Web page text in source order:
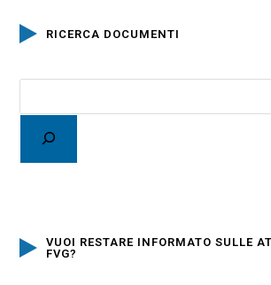
RICERCA DOCUMENTI
VUOI RESTARE INFORMATO SULLE
FVG?